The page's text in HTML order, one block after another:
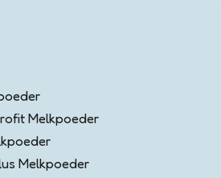
Melkpoeder
Melkpoeder